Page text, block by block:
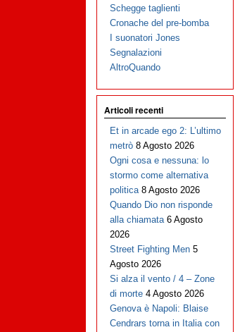
Schegge taglienti
Cronache del pre-bomba
I suonatori Jones
Segnalazioni
AltroQuando
Articoli recenti
Et in arcade ego 2: L’ultimo
metrò 8 Agosto 2026
Ogni cosa e nessuna: lo
stormo come alternativa
politica 8 Agosto 2026
Quando Dio non risponde
alla chiamata 6 Agosto
2026
Street Fighting Men 5
Agosto 2026
Si alza il vento / 4 – Zone
di morte 4 Agosto 2026
Genova è Napoli: Blaise
Cendrars torna in Italia con